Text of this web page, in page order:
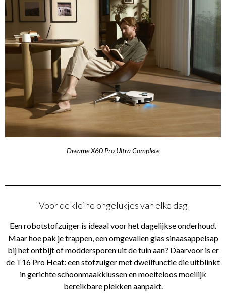
Dreame X60 Pro Ultra Complete
Voor de kleine ongelukjes van elke dag
Een robotstofzuiger is ideaal voor het dagelijkse onderhoud.
Maar hoe pak je trappen, een omgevallen glas sinaasappelsap
bij het ontbijt of moddersporen uit de tuin aan? Daarvoor is er
de T16 Pro Heat: een stofzuiger met dweilfunctie die uitblinkt
in gerichte schoonmaakklussen en moeiteloos moeilijk
bereikbare plekken aanpakt.